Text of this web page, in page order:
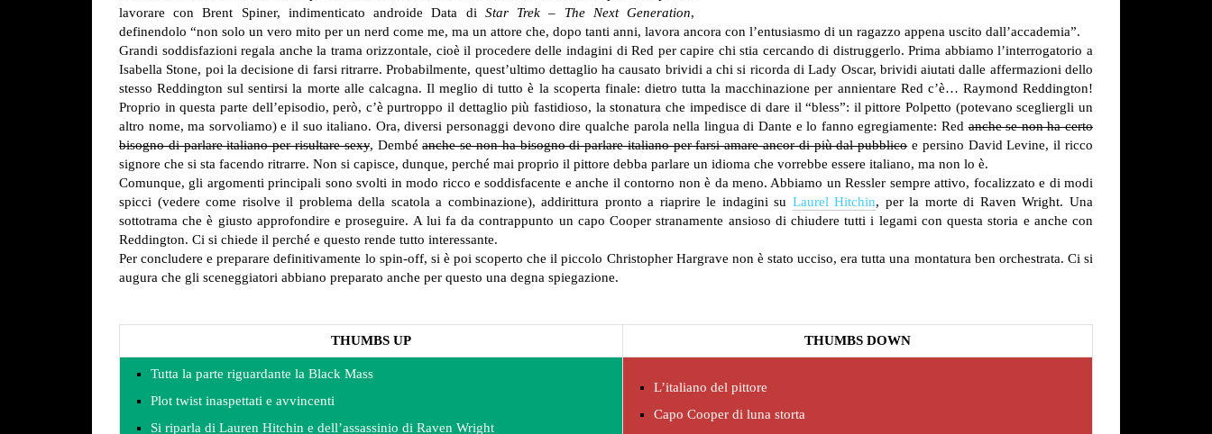
lavorare con Brent Spiner, indimenticato androide Data di Star Trek – The Next Generation,
definendolo “non solo un vero mito per un nerd come me, ma un attore che, dopo tanti anni, lavora ancora con l’entusiasmo di un ragazzo appena uscito dall’accademia”.
Grandi soddisfazioni regala anche la trama orizzontale, cioè il procedere delle indagini di Red per capire chi stia cercando di distruggerlo. Prima abbiamo l’interrogatorio a
Isabella Stone, poi la decisione di farsi ritrarre. Probabilmente, quest’ultimo dettaglio ha causato brividi a chi si ricorda di Lady Oscar, brividi aiutati dalle affermazioni dello
stesso Reddington sul sentirsi la morte alle calcagna. Il meglio di tutto è la scoperta finale: dietro tutta la macchinazione per annientare Red c’è… Raymond Reddington!
Proprio in questa parte dell’episodio, però, c’è purtroppo il dettaglio più fastidioso, la stonatura che impedisce di dare il “bless”: il pittore Polpetto (potevano scegliergli un
altro nome, ma sorvoliamo) e il suo italiano. Ora, diversi personaggi devono dire qualche parola nella lingua di Dante e lo fanno egregiamente: Redanche se non ha certo
bisogno di parlare italiano per risultare sexy, Dembéanche se non ha bisogno di parlare italiano per farsi amare ancor di più dal pubblicoe persino David Levine, il ricco
signore che si sta facendo ritrarre. Non si capisce, dunque, perché mai proprio il pittore debba parlare un idioma che vorrebbe essere italiano, ma non lo è.
Comunque, gli argomenti principali sono svolti in modo ricco e soddisfacente e anche il contorno non è da meno. Abbiamo un Ressler sempre attivo, focalizzato e di modi
spicci (vedere come risolve il problema della scatola a combinazione), addirittura pronto a riaprire le indagini su Laurel Hitchin, per la morte di Raven Wright. Una
sottotrama che è giusto approfondire e proseguire. A lui fa da contrappunto un capo Cooper stranamente ansioso di chiudere tutti i legami con questa storia e anche con
Reddington. Ci si chiede il perché e questo rende tutto interessante.
Per concludere e preparare definitivamente lo spin-off, si è poi scoperto che il piccolo Christopher Hargrave non è stato ucciso, era tutta una montatura ben orchestrata. Ci si
augura che gli sceneggiatori abbiano preparato anche per questo una degna spiegazione.
THUMBS UP THUMBS DOWN
Tutta la parte riguardante la Black Mass
Plot twist inaspettati e avvincenti
Si riparla di Lauren Hitchin e dell’assassinio di Raven Wright
L’italiano del pittore
Capo Cooper di luna storta